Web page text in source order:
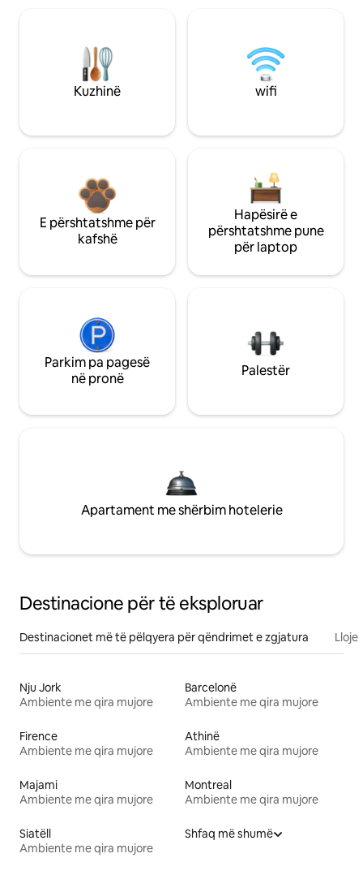
Kuzhinë wifi
E përshtatshme për
kafshë
Hapësirë e
përshtatshme pune
për laptop
Parkim pa pagesë
në pronë
Palestër
Apartament me shërbim hotelerie
Destinacione për të eksploruar
Destinacionet më të pëlqyera për qëndrimet e zgjatura
Nju Jork
Ambiente me qira mujore
Barcelonë
Ambiente me qira mujore
Firence
Ambiente me qira mujore
Athinë
Ambiente me qira mujore
Majami
Ambiente me qira mujore
Montreal
Ambiente me qira mujore
Siatëll
Ambiente me qira mujore
Shfaq më shumë